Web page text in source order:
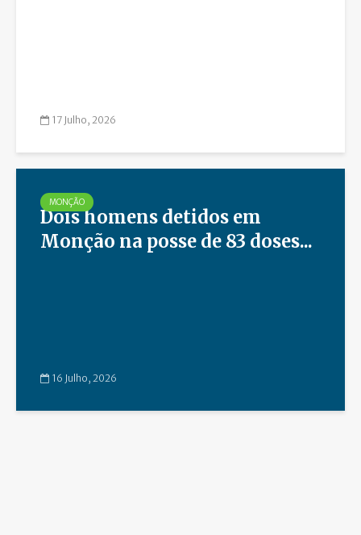
17 Julho, 2026
MONÇÃO
Dois homens detidos em
Monção na posse de 83 doses...
16 Julho, 2026